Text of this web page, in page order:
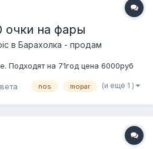
очки на фары
в Барахолка - продам
Подходят на 71год цена 6000руб
nos mopar (и ещё 1 )